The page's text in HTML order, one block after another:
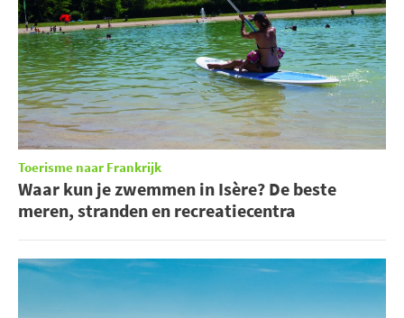
Toerisme naar Frankrijk
Waar kun je zwemmen in Isère? De beste
meren, stranden en recreatiecentra